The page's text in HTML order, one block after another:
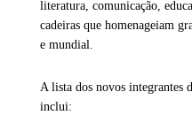
literatura, comunicação,
cadeiras que homenageiam
e mundial.
A lista dos novos integrantes
inclui: